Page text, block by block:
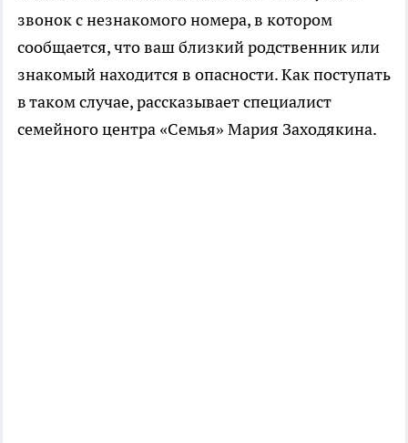
звонок c незнакомого номера, в котором
сообщается, что ваш близкий родственник или
знакомый находится в опасности. Как поступать
в таком случае, рассказывает специалист
семейного центра «Семья» Мария Заходякина.